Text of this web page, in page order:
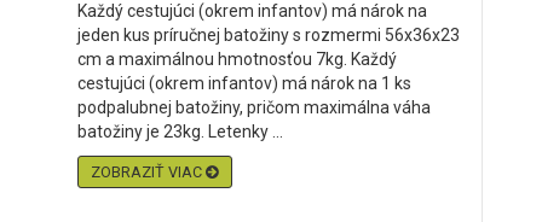
Každý cestujúci (okrem infantov) má nárok na
jeden kus príručnej batožiny s rozmermi 56x36x23
cm a maximálnou hmotnosťou 7kg. Každý
cestujúci (okrem infantov) má nárok na 1 ks
podpalubnej batožiny, pričom maximálna váha
batožiny je 23kg. Letenky ...
ZOBRAZIŤ VIAC